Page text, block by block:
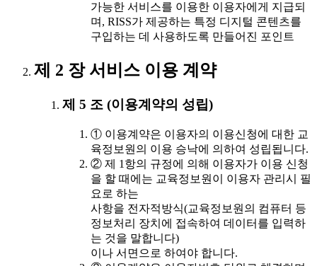
가능한 서비스를 이용한 이용자에게 지급되
며, RISS가 제공하는 특정 디지털 콘텐츠를
구입하는 데 사용하도록 만들어진 포인트
제 2 장 서비스 이용 계약
제 5 조 (이용계약의 성립)
① 이용계약은 이용자의 이용신청에 대한 교
육정보원의 이용 승낙에 의하여 성립됩니다.
② 제 1항의 규정에 의해 이용자가 이용 신청
을 할 때에는 교육정보원이 이용자 관리시 필
요로 하는
사항을 전자적방식(교육정보원의 컴퓨터 등
정보처리 장치에 접속하여 데이터를 입력하
는 것을 말합니다)
이나 서면으로 하여야 합니다.